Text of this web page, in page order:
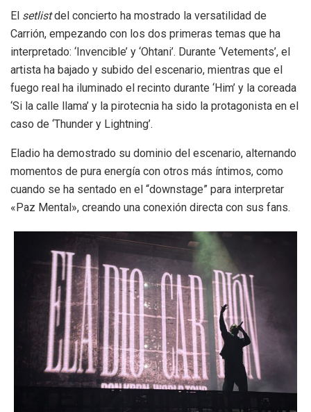
El setlistdel concierto ha mostrado la versatilidad de
Carrión, empezando con los dos primeras temas que ha
interpretado: ‘Invencible’ y ‘Ohtani’. Durante ‘Vetements’, el
artista ha bajado y subido del escenario, mientras que el
fuego real ha iluminado el recinto durante ‘Him’ y la coreada
‘Si la calle llama’ y la pirotecnia ha sido la protagonista en el
caso de ‘Thunder y Lightning’.
Eladio ha demostrado su dominio del escenario, alternando
momentos de pura energía con otros más íntimos, como
cuando se ha sentado en el “downstage” para interpretar
«Paz Mental», creando una conexión directa con sus fans.